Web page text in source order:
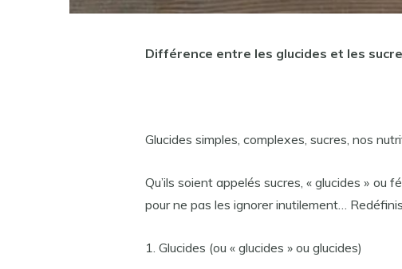
Différence entre les glucides et les
Glucides simples, complexes, sucres, nos
Qu’ils soient appelés sucres, « glucides » ou
pour ne pas les ignorer inutilement…
1. Glucides (ou « glucides » ou glucides)